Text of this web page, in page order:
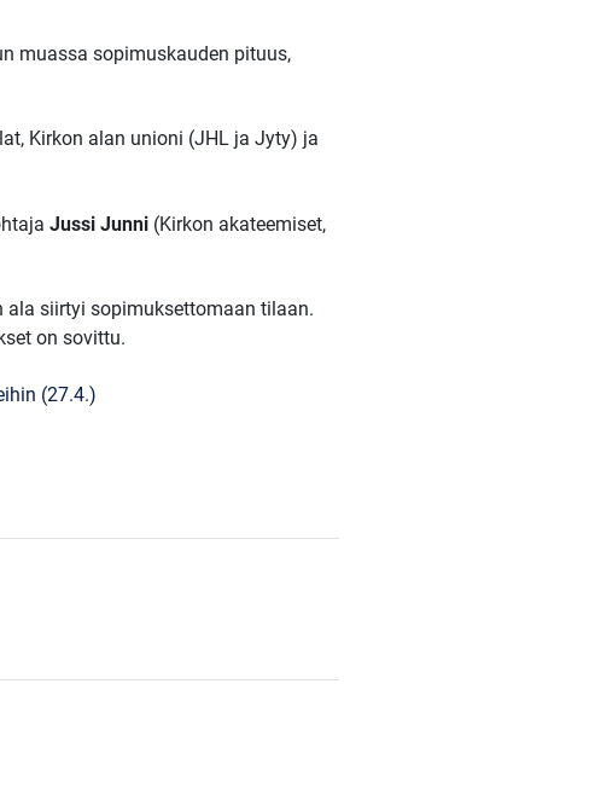
muassa sopimuskauden pituus,
Kirkon alan unioni (JHL ja Jyty) ja
Jussi Junni (Kirkon akateemiset,
ala siirtyi sopimuksettomaan tilaan.
on sovittu.
(27.4.)